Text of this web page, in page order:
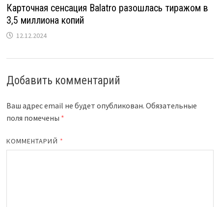
Карточная сенсация Balatro разошлась тиражом в
3,5 миллиона копий
12.12.2024
Добавить комментарий
Ваш адрес email не будет опубликован. Обязательные
поля помечены *
КОММЕНТАРИЙ *